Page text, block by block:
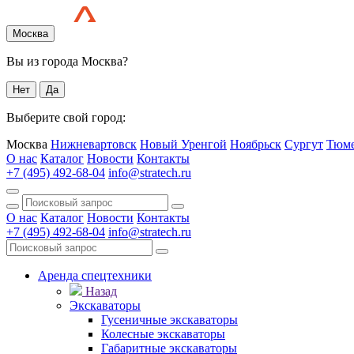
Москва
Вы из города Москва?
Нет Да
Выберите свой город:
Москва Нижневартовск Новый Уренгой Ноябрьск Сургут
О нас Каталог Новости Контакты
+7 (495) 492-68-04 info@stratech.ru
О нас Каталог Новости Контакты
+7 (495) 492-68-04 info@stratech.ru
Аренда спецтехники
Назад
Экскаваторы
Гусеничные экскаваторы
Колесные экскаваторы
Габаритные экскаваторы